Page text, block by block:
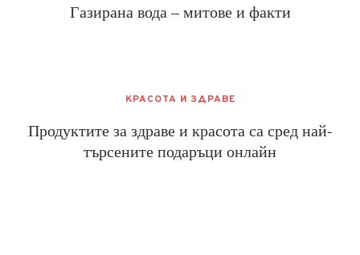
Газирана вода – митове и факти
КРАСОТА И ЗДРАВЕ
Продуктите за здраве и красота са сред най-
търсените подаръци онлайн